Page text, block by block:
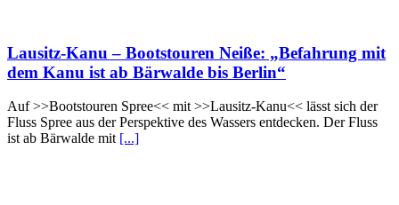
Lausitz-Kanu – Bootstouren Neiße: „Befahrung mit
dem Kanu ist ab Bärwalde bis Berlin“
Auf >>Bootstouren Spree<< mit >>Lausitz-Kanu<< lässt sich der
Fluss Spree aus der Perspektive des Wassers entdecken. Der Fluss
ist ab Bärwalde mit [...]